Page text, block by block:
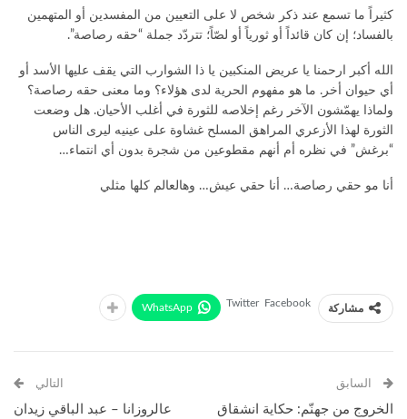
كثيراً ما تسمع عند ذكر شخص لا على التعيين من المفسدين أو المتهمين
بالفساد؛ إن كان قائداً أو ثورياً أو لصّاً؛ تتردّد جملة “حقه رصاصة”.
الله أكبر ارحمنا يا عريض المنكبين يا ذا الشوارب التي يقف عليها الأسد أو
أي حيوان أخر. ما هو مفهوم الحرية لدى هؤلاء؟ وما معنى حقه رصاصة؟
ولماذا يهمّشون الآخر رغم إخلاصه للثورة في أغلب الأحيان. هل وضعت
الثورة لهذا الأزعري المراهق المسلح غشاوة على عينيه ليرى الناس
“برغش” في نظره أم أنهم مقطوعين من شجرة بدون أي انتماء…
أنا مو حقي رصاصة… أنا حقي عيش… وهالعالم كلها مثلي
مشاركة Facebook
Twitter
WhatsApp
السابق
الخروج من جهنّم: حكاية انشقاق
التالي
عالروزانا – عبد الباقي زيدان